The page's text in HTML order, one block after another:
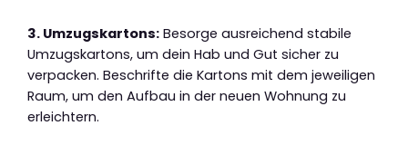
3. Umzugskartons: Besorge ausreichend stabile
Umzugskartons, um dein Hab und Gut sicher zu
verpacken. Beschrifte die Kartons mit dem jeweiligen
Raum, um den Aufbau in der neuen Wohnung zu
erleichtern.